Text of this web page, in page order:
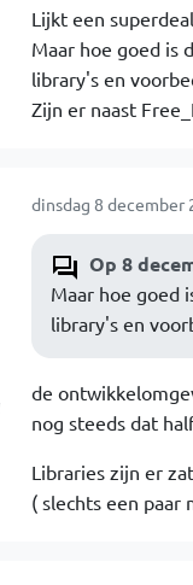
Lijkt een
Maar hoe goed is
library's en
Zijn er naast
dinsdag 8 december
Op 8
Maar hoe goed
library's en
de
nog steeds dat
Libraries zijn er
( slechts een paar